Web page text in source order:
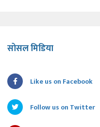
सोसल मिडिया
Like us on Facebook
Follow us on Twitter